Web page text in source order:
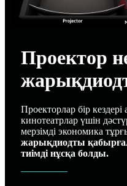
Проектор
Проекторлар бір
кинотеатрлар үшін
мерзімді экономика
жарықдиодты
тиімді нұсқа болды.